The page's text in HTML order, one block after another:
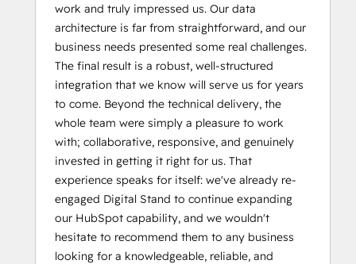
work and truly impressed us. Our data
architecture is far from straightforward, and our
business needs presented some real challenges.
The final result is a robust, well-structured
integration that we know will serve us for years
to come. Beyond the technical delivery, the
whole team were simply a pleasure to work
with; collaborative, responsive, and genuinely
invested in getting it right for us. That
experience speaks for itself: we've already re-
engaged Digital Stand to continue expanding
our HubSpot capability, and we wouldn't
hesitate to recommend them to any business
looking for a knowledgeable, reliable, and